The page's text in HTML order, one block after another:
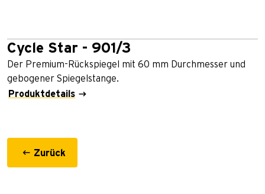
Cycle Star - 901/3
Der Premium-Rückspiegel mit 60 mm Durchmesser und
gebogener Spiegelstange.
Produktdetails
Zurück